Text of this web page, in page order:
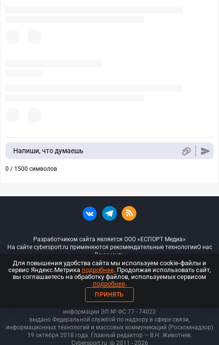
Напиши, что думаешь
0 / 1500 символов
Разработчиком сайта является ООО «ЕСПОРТ Медиа»
На сайте cybersport.ru применяются рекомендательные технологииО нас
Документы
© ООО «Киберспорт.ру» — Все права защищены
18+
ООО «Киберспорт.ру». Свидетельство о регистрации средств массовой
информации ЭЛ № ФС 77 - 74022
выдано Федеральной службой по надзору в сфере связи,
информационных технологий и массовых коммуникаций (Роскомнадзор)
19 октября 2018 года. Главный редактор — В.Н. Животнев.
Cybersport.ru @ 2011 - 2026
Для повышения удобства сайта мы используем cookie-файлы и
сервис Яндекс.Метрика подробнее. Продолжая использовать сайт,
вы соглашаетесь на обработку файлов, используемых сервисом
подробнее.
ПРИНЯТЬ